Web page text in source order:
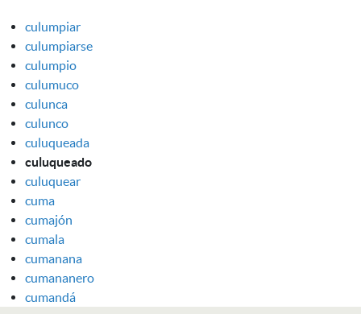
culumpiar
culumpiarse
culumpio
culumuco
culunca
culunco
culuqueada
culuqueado
culuquear
cuma
cumajón
cumala
cumanana
cumananero
cumandá